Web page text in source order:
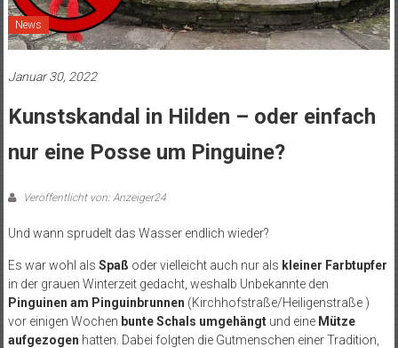
News
Januar 30, 2022
Kunstskandal in Hilden – oder einfach
nur eine Posse um Pinguine?
Veröffentlicht von: Anzeiger24
Und wann sprudelt das Wasser endlich wieder?
Es war wohl als Spaß oder vielleicht auch nur als kleiner Farbtupfer
in der grauen Winterzeit gedacht, weshalb Unbekannte den
Pinguinen am Pinguinbrunnen (Kirchhofstraße/Heiligenstraße )
vor einigen Wochen bunte Schals umgehängtund eine Mütze
aufgezogen hatten. Dabei folgten die Gutmenschen einer Tradition,